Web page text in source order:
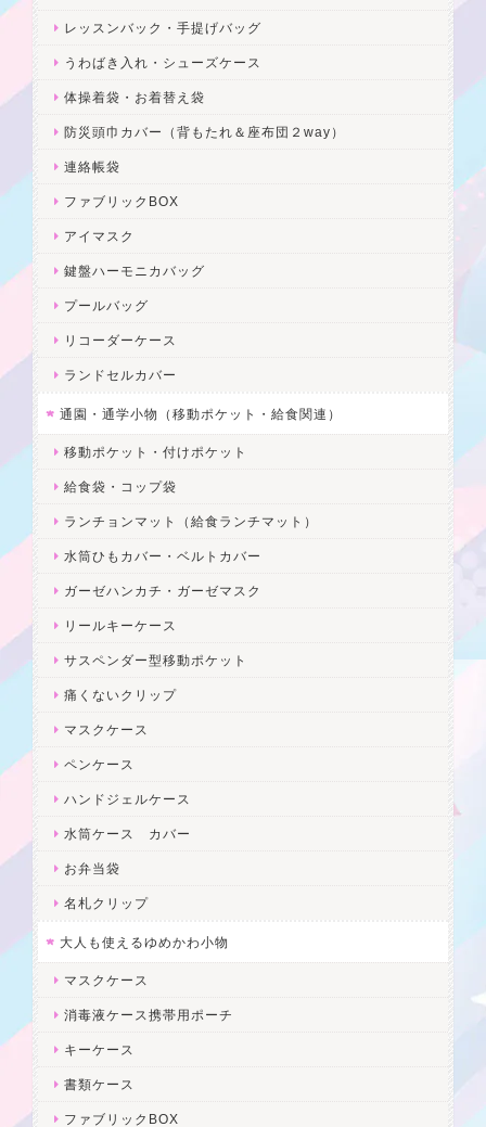
レッスンバック・手提げバッグ
うわばき入れ・シューズケース
体操着袋・お着替え袋
防災頭巾カバー（背もたれ＆座布団２way）
連絡帳袋
ファブリックBOX
アイマスク
鍵盤ハーモニカバッグ
プールバッグ
リコーダーケース
ランドセルカバー
通園・通学小物（移動ポケット・給食関連）
移動ポケット・付けポケット
給食袋・コップ袋
ランチョンマット（給食ランチマット）
水筒ひもカバー・ベルトカバー
ガーゼハンカチ・ガーゼマスク
リールキーケース
サスペンダー型移動ポケット
痛くないクリップ
マスクケース
ペンケース
ハンドジェルケース
水筒ケース カバー
お弁当袋
名札クリップ
大人も使えるゆめかわ小物
マスクケース
消毒液ケース携帯用ポーチ
キーケース
書類ケース
ファブリックBOX